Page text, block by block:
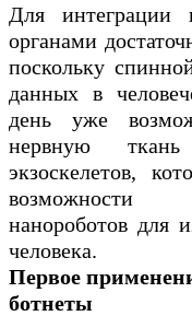
Для интеграции
органами
поскольку
данных в
день уже
нервную ткань
экзоскелетов,
возможности
нанороботов для
человека.
Первое
ботнеты